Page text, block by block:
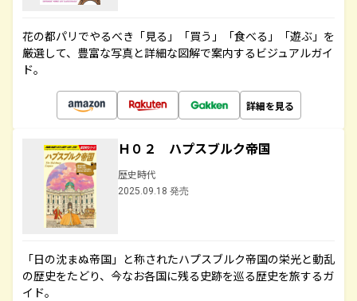
花の都パリでやるべき「見る」「買う」「食べる」「遊ぶ」を
厳選して、豊富な写真と詳細な図解で案内するビジュアルガイ
ド。
詳細を見る
Ｈ０２ ハプスブルク帝国
歴史時代
2025.09.18 発売
「日の沈まぬ帝国」と称されたハプスブルク帝国の栄光と動乱
の歴史をたどり、今なお各国に残る史跡を巡る歴史を旅するガ
イド。